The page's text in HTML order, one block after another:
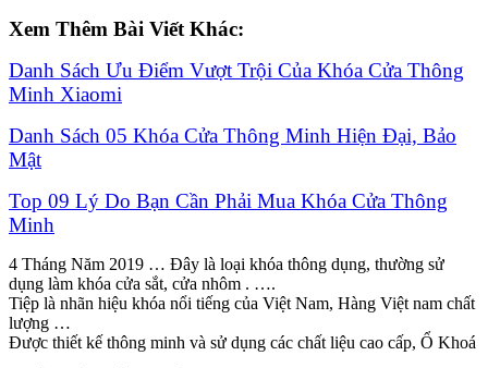
Xem Thêm Bài Viết Khác:
Danh Sách Ưu Điểm Vượt Trội Của Khóa Cửa Thông
Minh Xiaomi
Danh Sách 05 Khóa Cửa Thông Minh Hiện Đại, Bảo
Mật
Top 09 Lý Do Bạn Cần Phải Mua Khóa Cửa Thông
Minh
4 Tháng Năm 2019 … Đây là loại khóa thông dụng, thường sử
dụng làm khóa cửa sắt, cửa nhôm . ….
Tiệp là nhãn hiệu khóa nổi tiếng của Việt Nam, Hàng Việt nam chất
lượng …
Được thiết kế thông minh và sử dụng các chất liệu cao cấp, Ổ Khoá